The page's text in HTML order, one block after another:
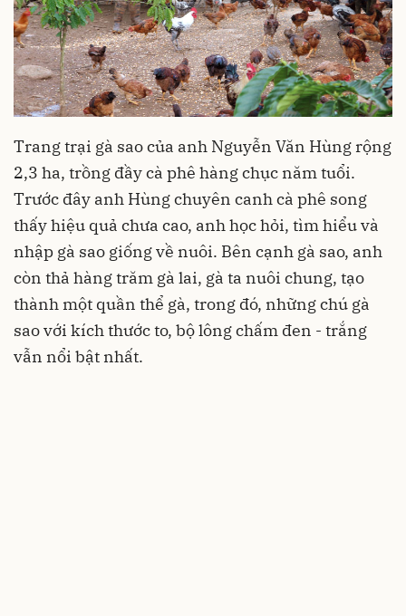
Trang trại gà sao của anh Nguyễn Văn Hùng rộng
2,3 ha, trồng đầy cà phê hàng chục năm tuổi.
Trước đây anh Hùng chuyên canh cà phê song
thấy hiệu quả chưa cao, anh học hỏi, tìm hiểu và
nhập gà sao giống về nuôi. Bên cạnh gà sao, anh
còn thả hàng trăm gà lai, gà ta nuôi chung, tạo
thành một quần thể gà, trong đó, những chú gà
sao với kích thước to, bộ lông chấm đen - trắng
vẫn nổi bật nhất.